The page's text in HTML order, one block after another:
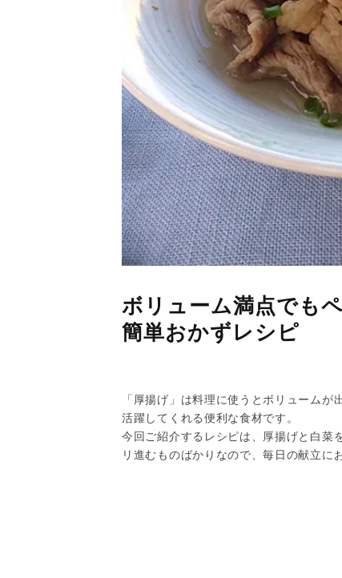
ボリューム満点でも
簡単おかずレシピ
「厚揚げ」は料理に使うとボリューム
活躍してくれる便利な食材です。
今回ご紹介するレシピは、厚揚げと白菜
リ進むものばかりなので、毎日の献立に